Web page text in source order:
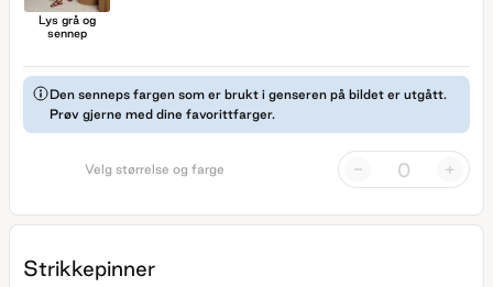
Lys grå og
sennep
Den senneps fargen som er brukt i genseren på bildet er utgått.
Prøv gjerne med dine favorittfarger.
Velg størrelse og farge - +
Strikkepinner